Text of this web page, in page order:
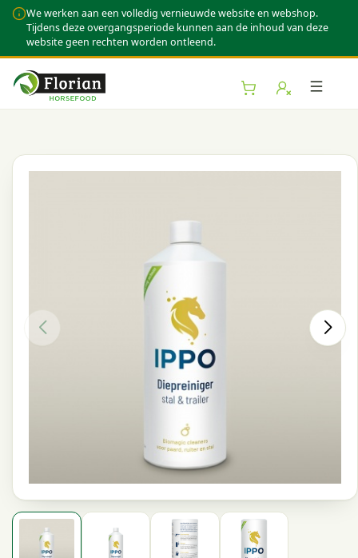
(Webshop)
(Over Florian)
We werken aan een volledig vernieuwde website en webshop.
Tijdens deze overgangsperiode kunnen aan de inhoud van deze
website geen rechten worden ontleend.